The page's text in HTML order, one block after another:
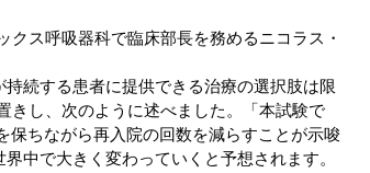
ス呼吸器科で臨床部長を務めるニコラス・
持続する患者に提供できる治療の選択肢は限
きし、次のように述べました。「本試験で
保ちながら再入院の回数を減らすことが示唆
中で大きく変わっていくと予想されます。